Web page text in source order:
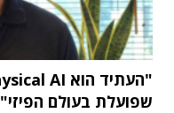
שפועלת בעולם הפיזי"